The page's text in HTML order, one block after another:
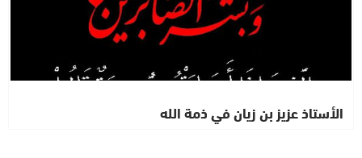
الأستاذ عزيز بن زيان في ذمة الله